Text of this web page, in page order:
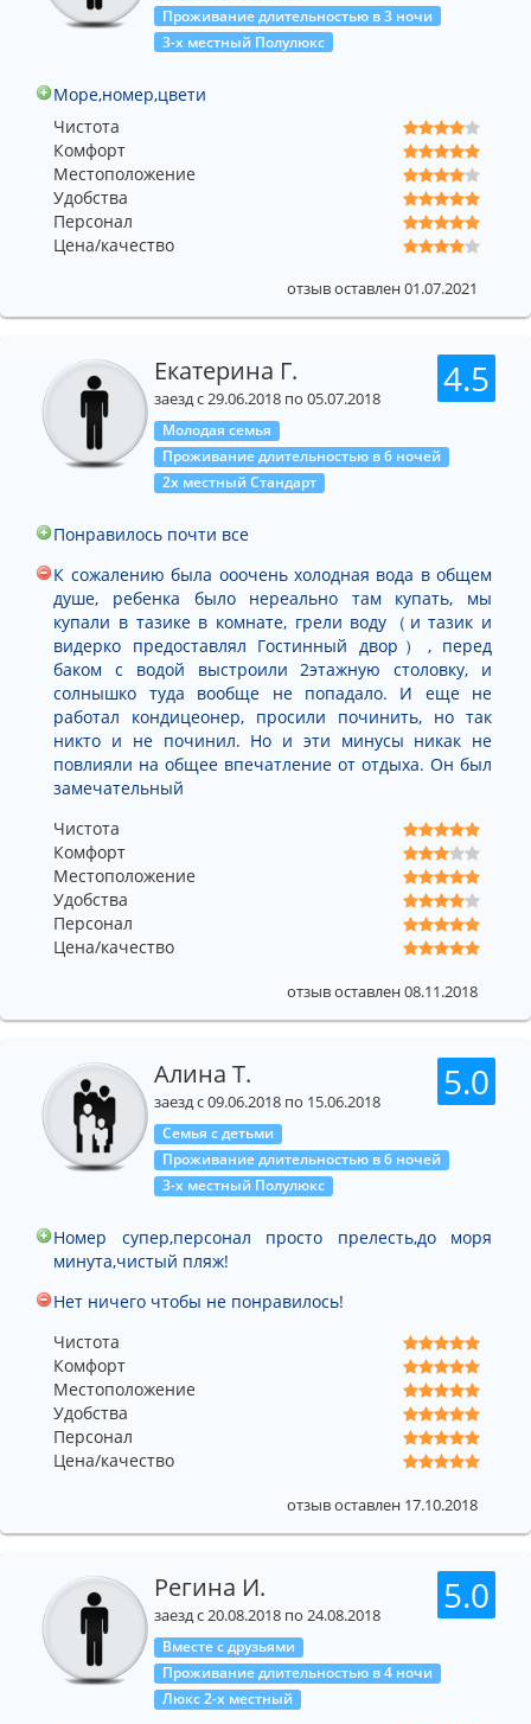
Проживание длительностью в 3 ночи
3-х местный Полулюкс
Море,номер,цвети
Чистота
Комфорт
Местоположение
Удобства
Персонал
Цена/качество
отзыв оставлен 01.07.2021
4.5
Екатерина Г.
заезд с 29.06.2018 по 05.07.2018
Молодая семья
Проживание длительностью в 6 ночей
2х местный Стандарт
Понравилось почти все
К сожалению была ооочень холодная вода в общем
душе, ребенка было нереально там купать, мы
купали в тазике в комнате, грели воду（и тазик и
видерко предоставлял Гостинный двор）, перед
баком с водой выстроили 2этажную столовку, и
солнышко туда вообще не попадало. И еще не
работал кондицеонер, просили починить, но так
никто и не починил. Но и эти минусы никак не
повлияли на общее впечатление от отдыха. Он был
замечательный
Чистота
Комфорт
Местоположение
Удобства
Персонал
Цена/качество
отзыв оставлен 08.11.2018
5.0
Алина Т.
заезд с 09.06.2018 по 15.06.2018
Семья с детьми
Проживание длительностью в 6 ночей
3-х местный Полулюкс
Номер супер,персонал просто прелесть,до моря
минута,чистый пляж!
Нет ничего чтобы не понравилось!
Чистота
Комфорт
Местоположение
Удобства
Персонал
Цена/качество
отзыв оставлен 17.10.2018
5.0
Регина И.
заезд с 20.08.2018 по 24.08.2018
Вместе с друзьями
Проживание длительностью в 4 ночи
Люкс 2-х местный